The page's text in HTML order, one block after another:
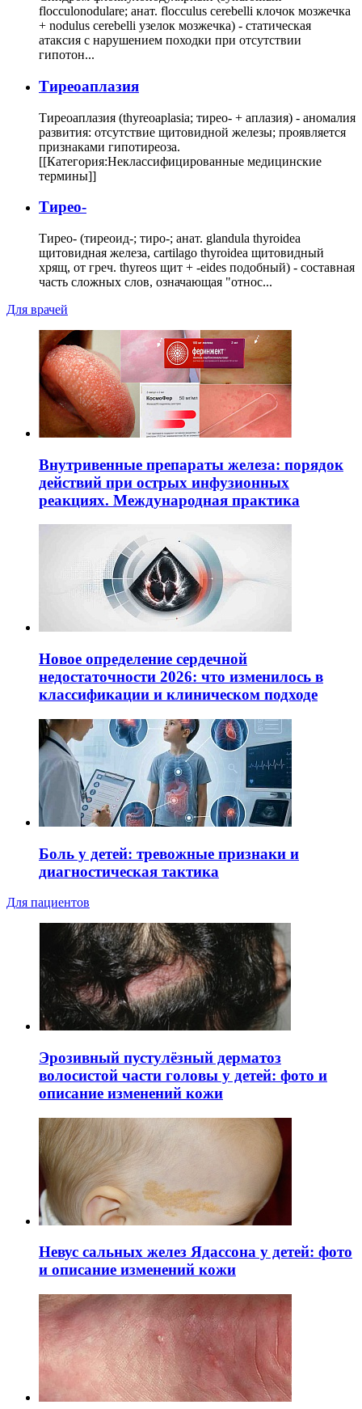
flocculonodulare; анат. flocculus cerebelli клочок мозжечка
+ nodulus cerebelli узелок мозжечка) - статическая
атаксия с нарушением походки при отсутствии
гипотон...
Тиреоаплазия
Тиреоаплазия (thyreoaplasia; тирео- + аплазия) - аномалия
развития: отсутствие щитовидной железы; проявляется
признаками гипотиреоза.
[[Категория:Неклассифицированные медицинские
термины]]
Тирео-
Тирео- (тиреоид-; тиро-; анат. glandula thyroidea
щитовидная железа, cartilago thyroidea щитовидный
хрящ, от греч. thyreos щит + -eides подобный) - составная
часть сложных слов, означающая "относ...
Для врачей
Внутривенные препараты железа: порядок
действий при острых инфузионных
реакциях. Международная практика
Новое определение сердечной
недостаточности 2026: что изменилось в
классификации и клиническом подходе
Боль у детей: тревожные признаки и
диагностическая тактика
Для пациентов
Эрозивный пустулёзный дерматоз
волосистой части головы у детей: фото и
описание изменений кожи
Невус сальных желез Ядассона у детей: фото
и описание изменений кожи